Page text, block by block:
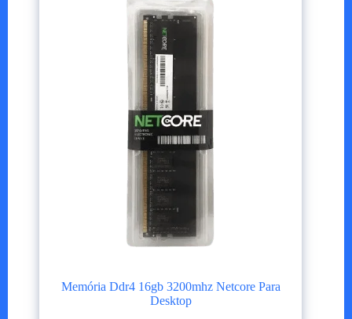
Memória Ddr4 16gb 3200mhz Netcore Para
Desktop